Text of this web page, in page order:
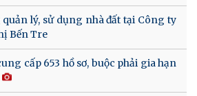
lý, sử dụng nhà đất tại Công ty
Bến Tre
cấp 653 hồ sơ, buộc phải gia hạn